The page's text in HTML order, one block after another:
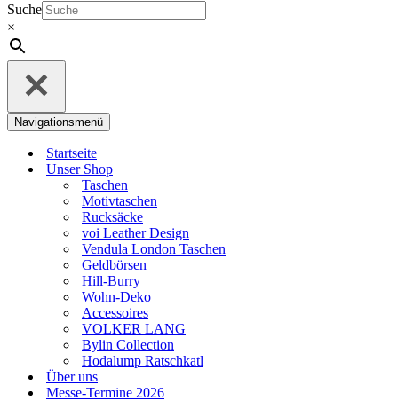
Suche
×
Navigationsmenü
Startseite
Unser Shop
Taschen
Motivtaschen
Rucksäcke
voi Leather Design
Vendula London Taschen
Geldbörsen
Hill-Burry
Wohn-Deko
Accessoires
VOLKER LANG
Bylin Collection
Hodalump Ratschkatl
Über uns
Messe-Termine 2026